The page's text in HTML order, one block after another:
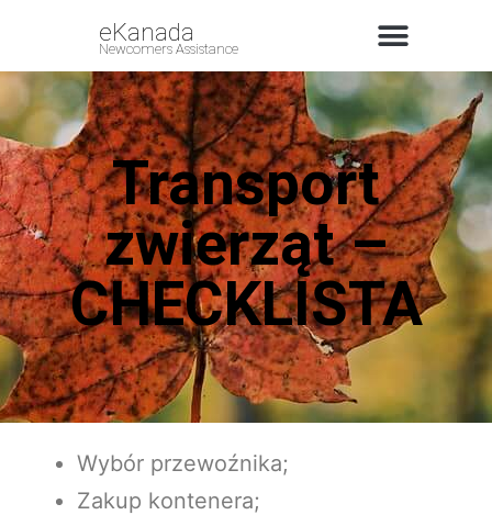
eKanada
Newcomers Assistance
Transport
zwierząt –
CHECKLISTA
Wybór przewoźnika;
Zakup kontenera;